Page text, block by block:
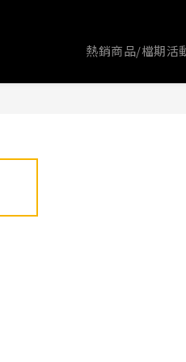
熱銷商品/檔期活